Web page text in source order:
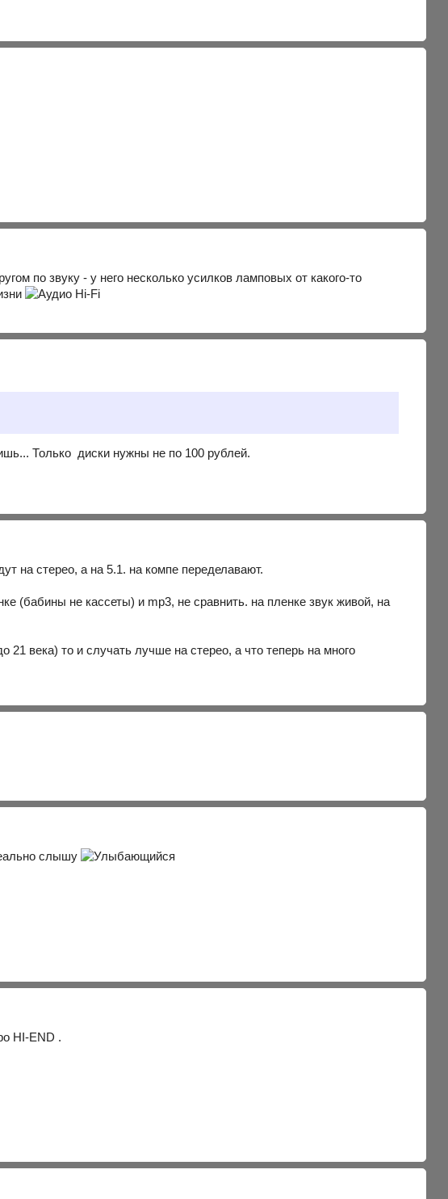
по звуку - у него несколько усилков ламповых от какого-то
Только диски нужны не по 100 рублей.
на стерео, а на 5.1. на компе переделавают.
(бабины не кассеты) и mp3, не сравнить. на пленке звук живой, на
века) то и случать лучше на стерео, а что теперь на много
слышу
HI-END .